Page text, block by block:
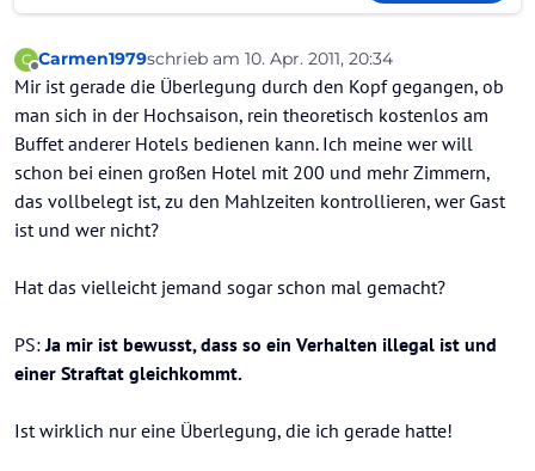
C
Offline
Carmen1979schrieb am 10. Apr. 2011, 20:34
zuletzt editiert von
Mir ist gerade die Überlegung durch den Kopf gegangen, ob
man sich in der Hochsaison, rein theoretisch kostenlos am
Buffet anderer Hotels bedienen kann. Ich meine wer will
schon bei einen großen Hotel mit 200 und mehr Zimmern,
das vollbelegt ist, zu den Mahlzeiten kontrollieren, wer Gast
ist und wer nicht?
Hat das vielleicht jemand sogar schon mal gemacht?
PS: Ja mir ist bewusst, dass so ein Verhalten illegal ist und
einer Straftat gleichkommt.
Ist wirklich nur eine Überlegung, die ich gerade hatte!